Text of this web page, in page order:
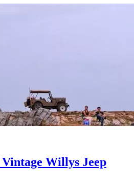
Willys Jeep